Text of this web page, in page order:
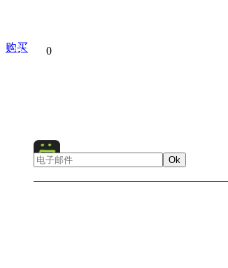
分享到 0
购买
Ok